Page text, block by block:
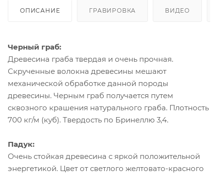
ОПИСАНИЕ ГРАВИРОВКА ВИДЕО
Черный граб:
Древесина граба твердая и очень прочная.
Скрученные волокна древесины мешают
механической обработке данной породы
древесины. Черным граб получается путем
сквозного крашения натурального граба. Плотность
700 кг/м (куб). Твердость по Бринеллю 3,4.
Падук:
Очень стойкая древесина с яркой положительной
энергетикой. Цвет от светлого желтовато-красного